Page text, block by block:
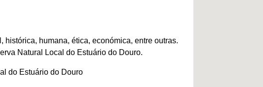
humana, ética, económica, entre outras.
Natural Local do Estuário do Douro.
do Estuário do Douro